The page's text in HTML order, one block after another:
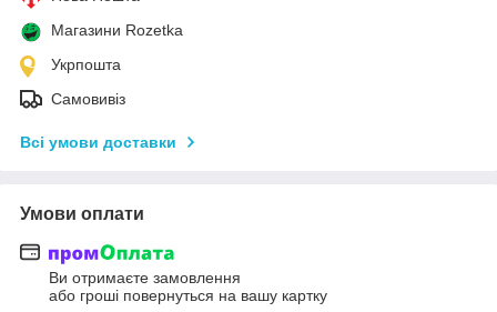
Магазини Rozetka
Укрпошта
Самовивіз
Всі умови доставки
Умови оплати
Ви отримаєте замовлення
або гроші повернуться на вашу картку